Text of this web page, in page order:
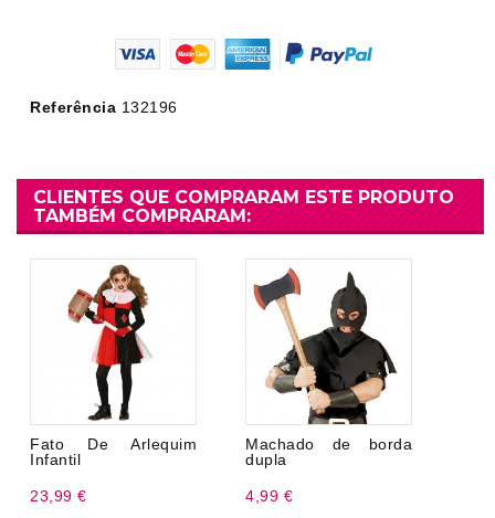
Referência 132196
CLIENTES QUE COMPRARAM ESTE PRODUTO
TAMBÉM COMPRARAM:
Fato De Arlequim
Infantil
23,99 €
Machado de borda
dupla
4,99 €